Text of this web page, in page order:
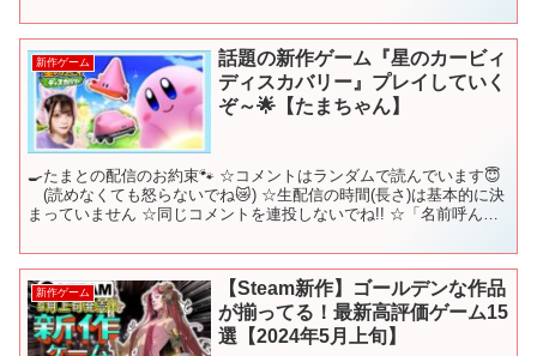
新作ゲーム
話題の新作ゲーム『星のカービィ
ディスカバリー』プレイしていく
ぞ～🌟【たまちゃん】
🍳たまとの配信のお約束🐾 ☆コメントはランダムで読んでいます😇
(読めなくても怒らないでね😿) ☆生配信の時間(長さ)は基本的に決
まっていません ☆同じコメントを連投しないでね!! ☆「名前呼ん
新作ゲーム
【Steam新作】ゴールデンな作品
が揃ってる！最新高評価ゲーム15
選【2024年5月上旬】